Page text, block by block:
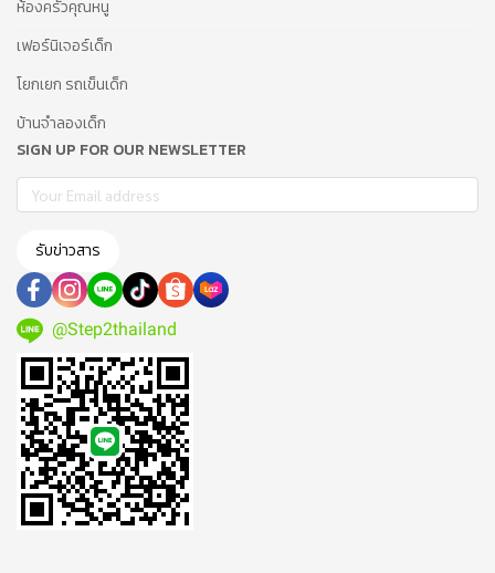
ห้องครัวคุณหนู
เฟอร์นิเจอร์เด็ก
โยกเยก รถเข็นเด็ก
บ้านจำลองเด็ก
SIGN UP FOR OUR NEWSLETTER
รับข่าวสาร
@Step2thailand